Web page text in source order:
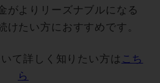
がよりリーズナブルになる
けたい方におすすめです。
て詳しく知りたい方は こち
ら